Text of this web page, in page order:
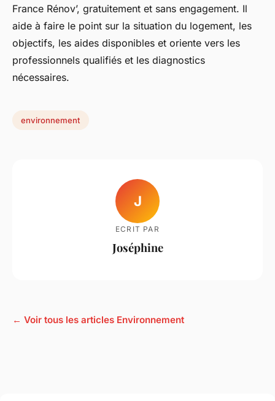
France Rénov’, gratuitement et sans engagement. Il
aide à faire le point sur la situation du logement, les
objectifs, les aides disponibles et oriente vers les
professionnels qualifiés et les diagnostics
nécessaires.
environnement
J
ECRIT PAR
Joséphine
← Voir tous les articles Environnement